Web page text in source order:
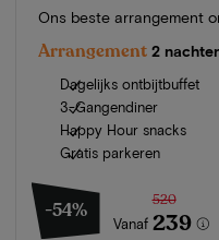
Ons beste arrangement
Arrangement 2
Dagelijks ontbijtbuffet
3-Gangendiner
Happy Hour snacks
Gratis parkeren
-54%
Vanaf
520
239